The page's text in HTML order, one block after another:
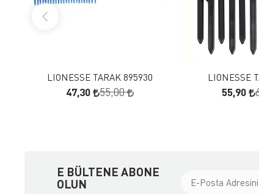
LIONESSE TARAK 895930
47,30 55,00
LIONESSE
55,90
E BÜLTENE ABONE
OLUN